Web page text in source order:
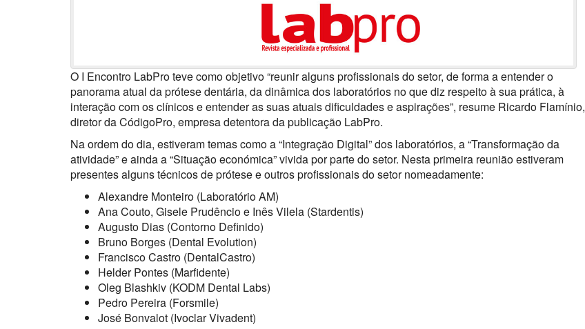
O I Encontro LabPro teve como objetivo “reunir alguns profissionais do setor, de forma a entender o
panorama atual da prótese dentária, da dinâmica dos laboratórios no que diz respeito à sua prática, à
interação com os clínicos e entender as suas atuais dificuldades e aspirações”, resume Ricardo Flamínio,
diretor da CódigoPro, empresa detentora da publicação LabPro.
Na ordem do dia, estiveram temas como a “Integração Digital” dos laboratórios, a “Transformação da
atividade” e ainda a “Situação económica” vivida por parte do setor. Nesta primeira reunião estiveram
presentes alguns técnicos de prótese e outros profissionais do setor nomeadamente:
Alexandre Monteiro (Laboratório AM)
Ana Couto, Gisele Prudêncio e Inês Vilela (Stardentis)
Augusto Dias (Contorno Definido)
Bruno Borges (Dental Evolution)
Francisco Castro (DentalCastro)
Helder Pontes (Marfidente)
Oleg Blashkiv (KODM Dental Labs)
Pedro Pereira (Forsmile)
José Bonvalot (Ivoclar Vivadent)